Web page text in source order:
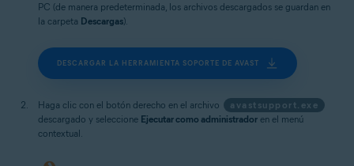
PC (de manera predeterminada, los archivos descargados se guardan en
la carpeta Descargas).
DESCARGAR LA HERRAMIENTA SOPORTE DE AVAST
Haga clic con el botón derecho en el archivo
avastsupport.exe
descargado y seleccione Ejecutar como administrador en el menú
contextual.